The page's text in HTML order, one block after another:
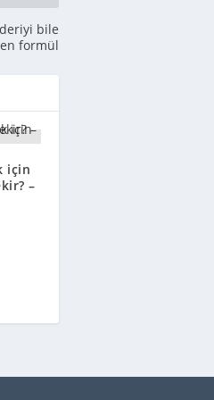
bile
formül
için
–